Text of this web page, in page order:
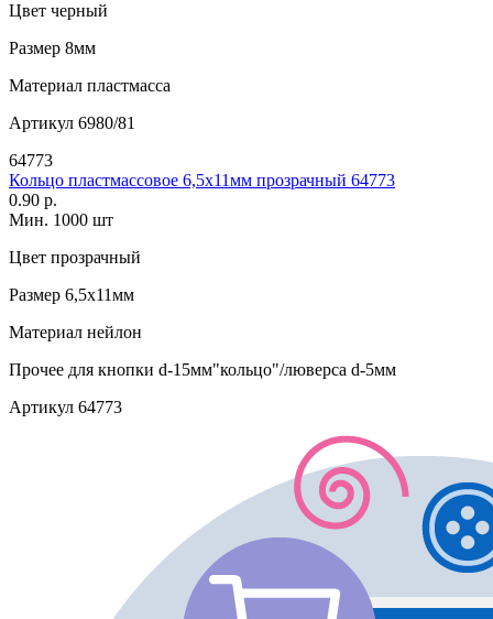
Цвет черный
Размер 8мм
Материал пластмасса
Артикул 6980/81
64773
Кольцо пластмассовое 6,5х11мм прозрачный 64773
0.90 р.
Мин. 1000 шт
Цвет прозрачный
Размер 6,5х11мм
Материал нейлон
Прочее для кнопки d-15мм"кольцо"/люверса d-5мм
Артикул 64773